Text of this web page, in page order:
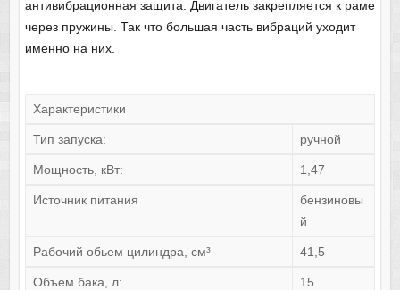
антивибрационная защита. Двигатель закрепляется к раме
через пружины. Так что большая часть вибраций уходит
именно на них.
Характеристики
Тип запуска: ручной
Мощность, кВт: 1,47
Источник питания
бензиновы
й
Рабочий обьем цилиндра, см³ 41,5
Объем бака, л: 15